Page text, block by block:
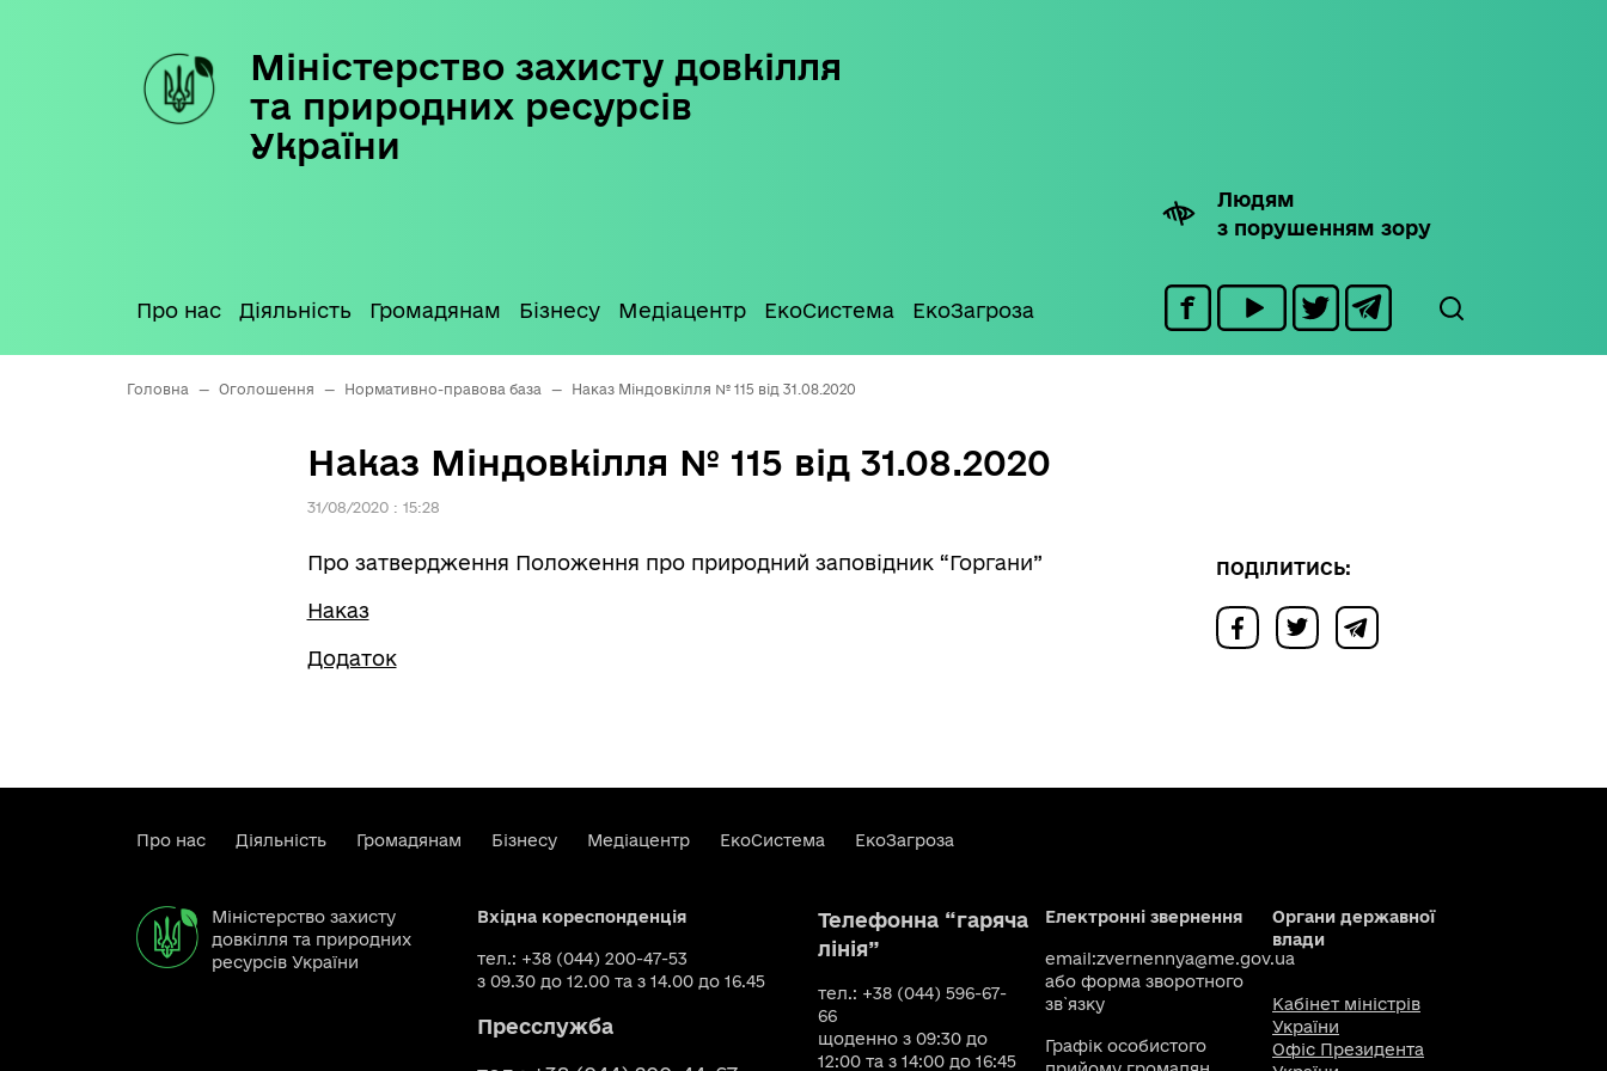
Міністерство захисту довкілля
та природних ресурсів
України
Людям
з порушенням зору
Про нас Діяльність Громадянам Бізнесу Медіацентр ЕкоСистема ЕкоЗагроза
Головна — Оголошення — Нормативно-правова база — Наказ Міндовкілля № 115 від 31.08.2020
Наказ Міндовкілля № 115 від 31.08.2020
31/08/2020 : 15:28
Про затвердження Положення про природний заповідник “Горгани”
Наказ
Додаток
ПОДІЛИТИСЬ:
Про нас Діяльність Громадянам Бізнесу Медіацентр ЕкоСистема ЕкоЗагроза
Міністерство захисту
довкілля та природних
ресурсів України
Вхідна кореспонденція
тел.: +38 (044) 200-47-53
з 09.30 до 12.00 та з 14.00 до 16.45
Пресслужба
Телефонна “гаряча
лінія”
тел.: +38 (044) 596-67-
66
щоденно з 09:30 до
12:00 та з 14:00 до 16:45
Електронні звернення
email:zvernennya@me.gov.ua
або форма зворотного
зв`язку
Графік особистого
Органи державної
влади
Кабінет міністрів
України
Офіс Президента